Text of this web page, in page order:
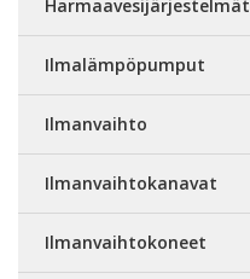
Harmaavesijärjestelmät
Ilmalämpöpumput
Ilmanvaihto
Ilmanvaihtokanavat
Ilmanvaihtokoneet